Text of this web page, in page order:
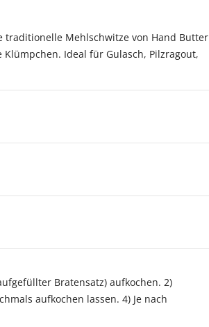
Mehlschwitze von Hand Butter
Ideal für Gulasch, Pilzragout,
Bratensatz) aufkochen. 2)
aufkochen lassen. 4) Je nach